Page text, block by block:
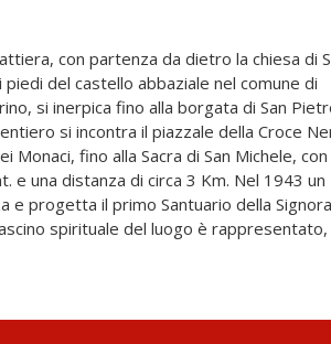
con partenza da dietro la chiesa di
piedi del castello abbaziale nel comune di
si inerpica fino alla borgata di San
si incontra il piazzale della Croce
Monaci, fino alla Sacra di San Michele, con
e una distanza di circa 3 Km. Nel 1943 un
e progetta il primo Santuario della Signora
spirituale del luogo è rappresentato,
di Fatima in borgata San Pietro,
disposte lungo il percorso della
la Via Crucis. L'idea maturò ed
terminò il 16 maggio dello stesso
storico, gli scarsi mezzi a disposizione, i
davvero un mezzo miracolo grazie anche